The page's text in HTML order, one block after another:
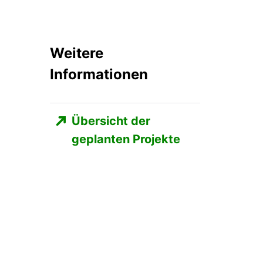
Weitere
Informationen
Übersicht der
geplanten Projekte